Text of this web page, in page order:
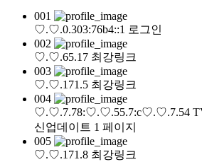
001
♡.♡.0.303:76b4::1 로그인
002
♡.♡.65.17 최강링크
003
♡.♡.171.5 최강링크
004
♡.♡.7.78:♡.♡.55.7:c♡.♡.7.54
신업데이트 1 페이지
005
♡.♡.171.8 최강링크